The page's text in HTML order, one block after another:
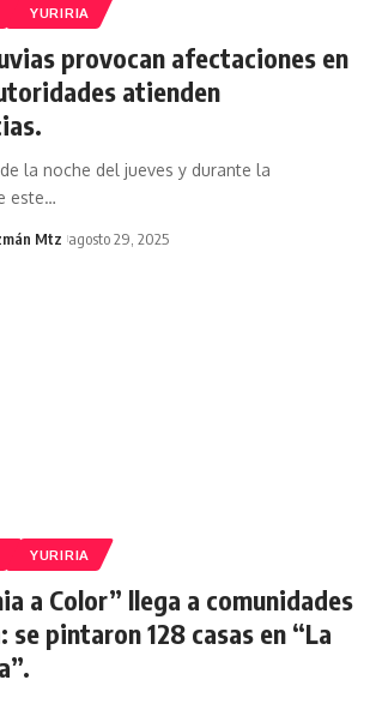
YURIRIA
provocan afectaciones en
atienden
la noche del jueves y durante la
este…
Mtz agosto 29, 2025
YURIRIA
a Color” llega a comunidades
se pintaron 128 casas en “La